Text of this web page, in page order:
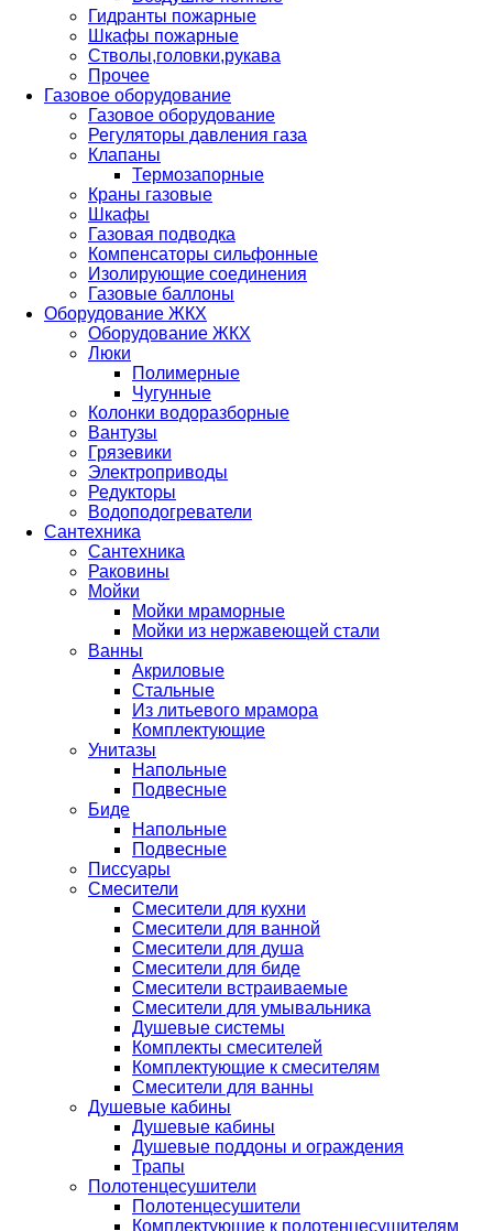
Гидранты пожарные
Шкафы пожарные
Стволы,головки,рукава
Прочее
Газовое оборудование
Газовое оборудование
Регуляторы давления газа
Клапаны
Термозапорные
Краны газовые
Шкафы
Газовая подводка
Компенсаторы сильфонные
Изолирующие соединения
Газовые баллоны
Оборудование ЖКХ
Оборудование ЖКХ
Люки
Полимерные
Чугунные
Колонки водоразборные
Вантузы
Грязевики
Электроприводы
Редукторы
Водоподогреватели
Сантехника
Сантехника
Раковины
Мойки
Мойки мраморные
Мойки из нержавеющей стали
Ванны
Акриловые
Стальные
Из литьевого мрамора
Комплектующие
Унитазы
Напольные
Подвесные
Биде
Напольные
Подвесные
Писсуары
Смесители
Смесители для кухни
Смесители для ванной
Смесители для душа
Смесители для биде
Смесители встраиваемые
Смесители для умывальника
Душевые системы
Комплекты смесителей
Комплектующие к смесителям
Смесители для ванны
Душевые кабины
Душевые кабины
Душевые поддоны и ограждения
Трапы
Полотенцесушители
Полотенцесушители
Комплектующие к полотенцесушителям